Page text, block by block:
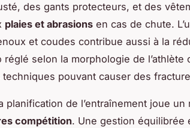
des gants protecteurs, et des
plaies et abrasions en cas de chute.
et coudes contribue aussi à la
réglé selon la morphologie de
pouvant causer des
planification de l’entraînement joue
compétition. Une gestion équilibrée